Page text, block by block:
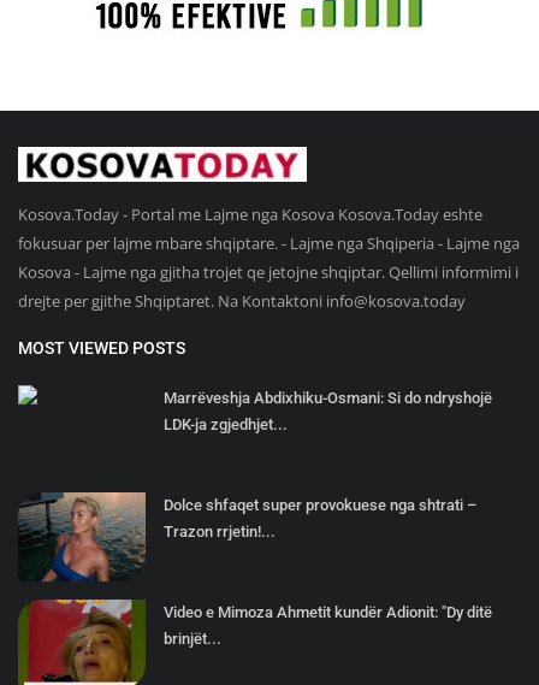
Kosova.Today - Portal me Lajme nga Kosova Kosova.Today eshte
fokusuar per lajme mbare shqiptare. - Lajme nga Shqiperia - Lajme nga
Kosova - Lajme nga gjitha trojet qe jetojne shqiptar. Qellimi informimi i
drejte per gjithe Shqiptaret. Na Kontaktoni info@kosova.today
MOST VIEWED POSTS
Marrëveshja Abdixhiku-Osmani: Si do ndryshojë
LDK-ja zgjedhjet...
Dolce shfaqet super provokuese nga shtrati –
Trazon rrjetin!...
Video e Mimoza Ahmetit kundër Adionit: "Dy ditë
brinjët...